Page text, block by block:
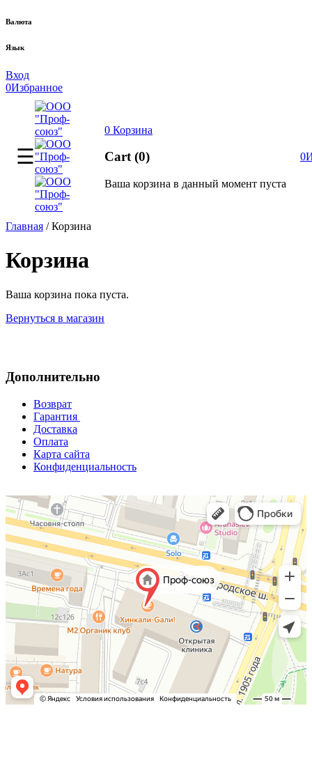
Валюта
Язык
Вход
0Избранное
0 Корзина
Cart (0)
Ваша корзина в данный момент пуста
0
Главная / Корзина
Корзина
Ваша корзина пока пуста.
Вернуться в магазин
Дополнительно
Возврат
Гарантия
Доставка
Оплата
Карта сайта
Конфиденциальность